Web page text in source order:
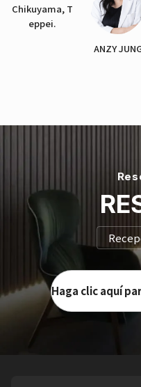
Chikuyama, T
eppei.
ANZY
Haga clic aquí